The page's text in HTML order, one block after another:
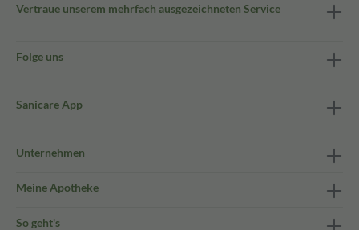
Vertraue unserem mehrfach ausgezeichneten Service
Folge uns
Sanicare App
Unternehmen
Meine Apotheke
So geht's